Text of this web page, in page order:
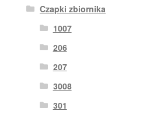
Czapki zbiornika
1007
206
207
3008
301